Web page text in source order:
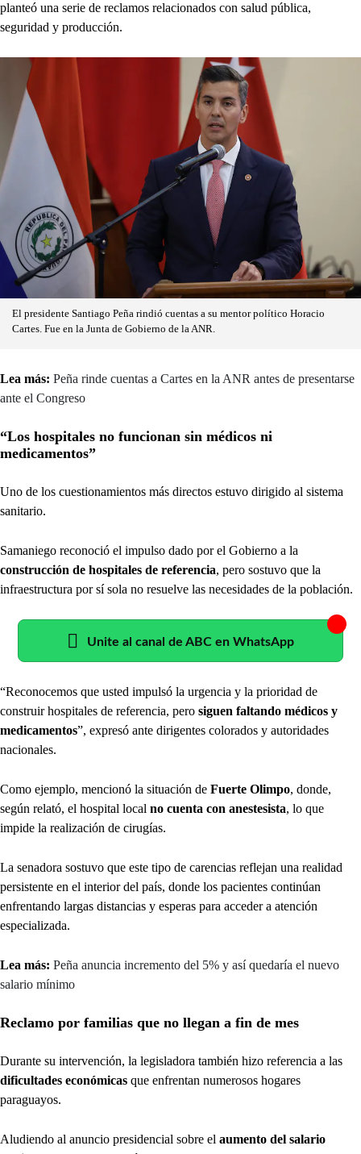
planteó una serie de reclamos relacionados con salud pública,
seguridad y producción.
El presidente Santiago Peña rindió cuentas a su mentor político Horacio
Cartes. Fue en la Junta de Gobierno de la ANR.
Lea más: Peña rinde cuentas a Cartes en la ANR antes de presentarse
ante el Congreso
“Los hospitales no funcionan sin médicos ni
medicamentos”
Uno de los cuestionamientos más directos estuvo dirigido al sistema
sanitario.
Samaniego reconoció el impulso dado por el Gobierno a la
construcción de hospitales de referencia, pero sostuvo que la
infraestructura por sí sola no resuelve las necesidades de la población.
Unite al canal de ABC en WhatsApp
“Reconocemos que usted impulsó la urgencia y la prioridad de
construir hospitales de referencia, pero siguen faltando médicos y
medicamentos”, expresó ante dirigentes colorados y autoridades
nacionales.
Como ejemplo, mencionó la situación de Fuerte Olimpo, donde,
según relató, el hospital local no cuenta con anestesista, lo que
impide la realización de cirugías.
La senadora sostuvo que este tipo de carencias reflejan una realidad
persistente en el interior del país, donde los pacientes continúan
enfrentando largas distancias y esperas para acceder a atención
especializada.
Lea más: Peña anuncia incremento del 5% y así quedaría el nuevo
salario mínimo
Reclamo por familias que no llegan a fin de mes
Durante su intervención, la legisladora también hizo referencia a las
dificultades económicas que enfrentan numerosos hogares
paraguayos.
Aludiendo al anuncio presidencial sobre el aumento del salario